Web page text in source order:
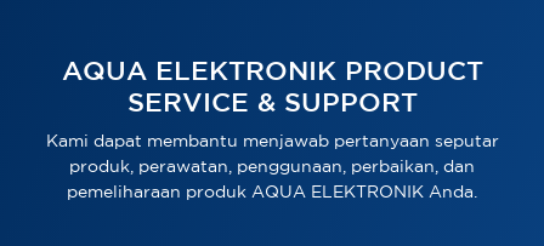
AQUA ELEKTRONIK PRODUCT
SERVICE & SUPPORT
Kami dapat membantu menjawab pertanyaan seputar
produk, perawatan, penggunaan, perbaikan, dan
pemeliharaan produk AQUA ELEKTRONIK Anda.